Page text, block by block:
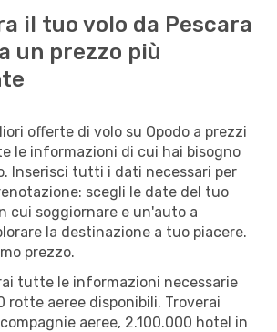
il tuo volo da Pescara
un prezzo più
offerte di volo su Opodo a prezzi
le informazioni di cui hai bisogno
Inserisci tutti i dati necessari per
scegli le date del tuo
cui soggiornare e un'auto a
la destinazione a tuo piacere.
prezzo.
tutte le informazioni necessarie
rotte aeree disponibili. Troverai
aeree, 2.100.000 hotel in